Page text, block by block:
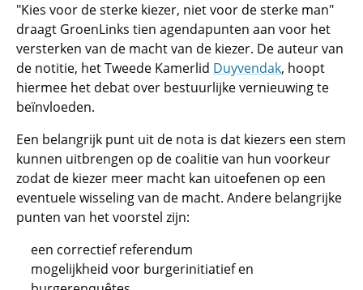
"Kies voor de sterke kiezer, niet voor de sterke man"
draagt GroenLinks tien agendapunten aan voor het
versterken van de macht van de kiezer. De auteur van
de notitie, het Tweede Kamerlid Duyvendak, hoopt
hiermee het debat over bestuurlijke vernieuwing te
beïnvloeden.
Een belangrijk punt uit de nota is dat kiezers een stem
kunnen uitbrengen op de coalitie van hun voorkeur
zodat de kiezer meer macht kan uitoefenen op een
eventuele wisseling van de macht. Andere belangrijke
punten van het voorstel zijn:
een correctief referendum
mogelijkheid voor burgerinitiatief en